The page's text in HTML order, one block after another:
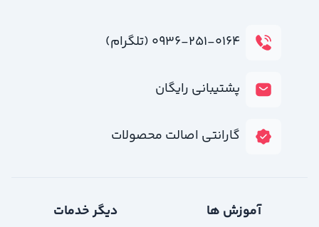
۰۹۳۶-۲۵۱-۰۱۶۴ (تلگرام)
پشتیبانی رایگان
گارانتی اصالت محصولات
آموزش ها دیگر خدمات